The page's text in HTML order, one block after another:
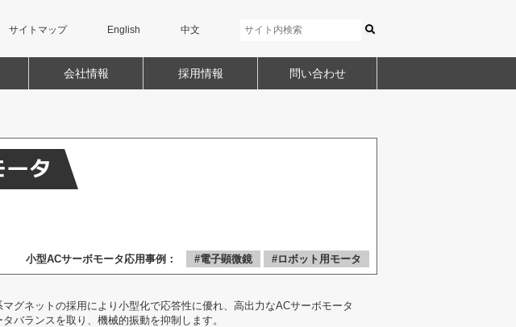
サイトマップ English 中文
会社情報 採用情報 問い合わせ
小型ACサーボモータ応用事例： #電子顕微鏡 #ロボット用モータ
マグネットの採用により小型化で応答性に優れ、高出力なACサーボモータ
バランスを取り、機械的振動を抑制します。